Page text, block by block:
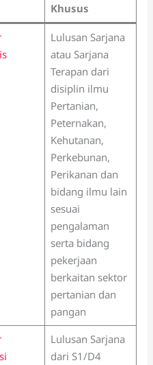
Khusus
Lulusan Sarjana
atau Sarjana
Terapan dari
disiplin ilmu
Pertanian,
Peternakan,
Kehutanan,
Perkebunan,
Perikanan dan
bidang ilmu lain
sesuai
pengalaman
serta bidang
pekerjaan
berkaitan sektor
pertanian dan
pangan
Lulusan Sarjana
dari S1/D4